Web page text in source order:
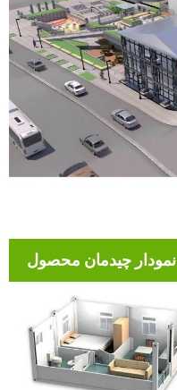
نمودار چیدمان محصول